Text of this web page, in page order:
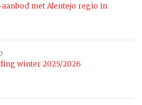
met Alentejo regio in
winter 2025/2026